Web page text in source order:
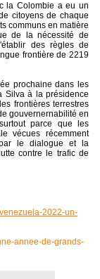
la Colombie a eu un
citoyens de chaque
communs en matière
de la nécessité de
des règles de
frontière de 2219
prochaine dans les
Silva à la présidence
frontières terrestres
gouvernernabilité en
parce que les
vécues récemment
le dialogue et la
contre le trafic de
2022-un-
annee-de-grands-